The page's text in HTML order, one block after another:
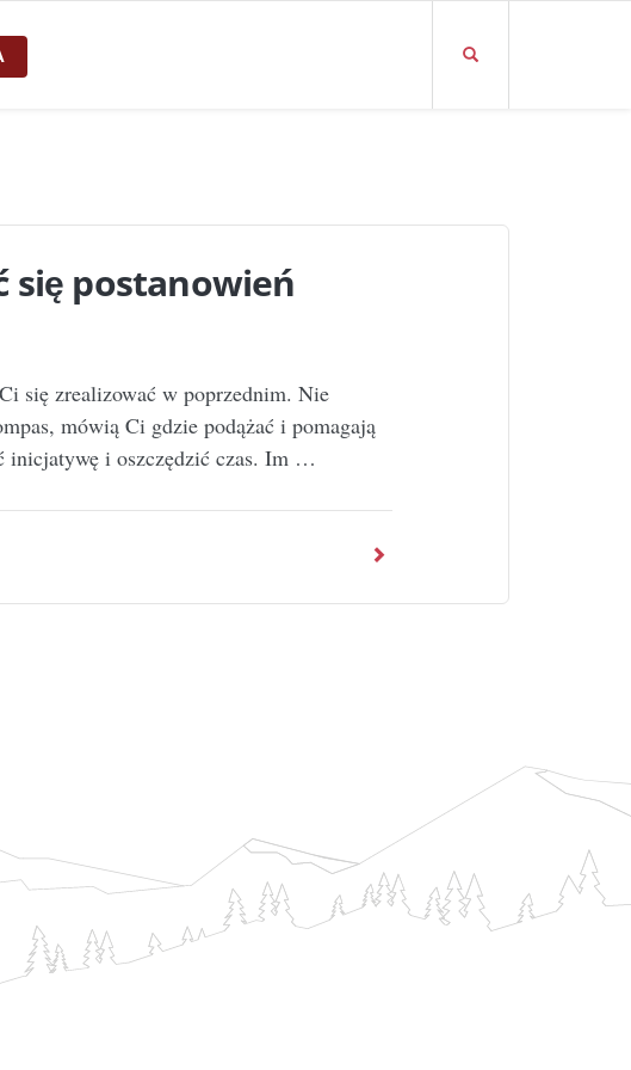
się postanowień
się zrealizować w poprzednim. Nie
mówią Ci gdzie podążać i pomagają
inicjatywę i oszczędzić czas. Im …